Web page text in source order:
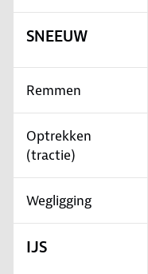
SNEEUW
Remmen
Optrekken
(tractie)
Wegligging
IJS